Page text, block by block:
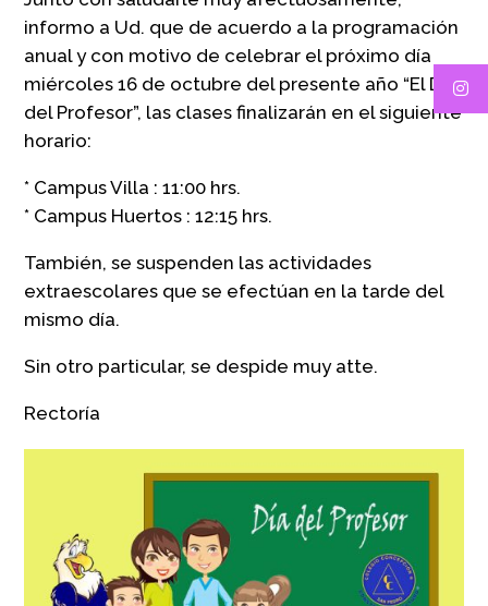
informo a Ud. que de acuerdo a la programación
anual y con motivo de celebrar el próximo día
miércoles 16 de octubre del presente año “El Día
del Profesor”, las clases finalizarán en el siguiente
horario:
* Campus Villa : 11:00 hrs.
* Campus Huertos : 12:15 hrs.
También, se suspenden las actividades
extraescolares que se efectúan en la tarde del
mismo día.
Sin otro particular, se despide muy atte.
Rectoría